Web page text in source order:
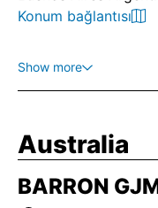
Konum bağlantısı
Show more
Australia
BARRON